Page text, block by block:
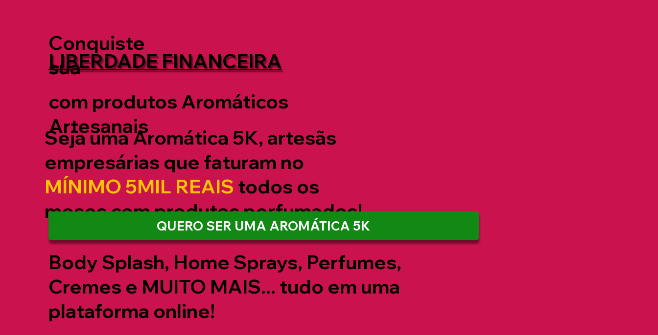
Conquiste
sua
LIBERDADE FINANCEIRA
com produtos Aromáticos
Artesanais
Seja uma Aromática 5K, artesãs
empresárias que faturam no
MÍNIMO 5MIL REAIS todos os
meses com produtos perfumados!
QUERO SER UMA AROMÁTICA 5K
Body Splash, Home Sprays, Perfumes,
Cremes e MUITO MAIS... tudo em uma
plataforma online!